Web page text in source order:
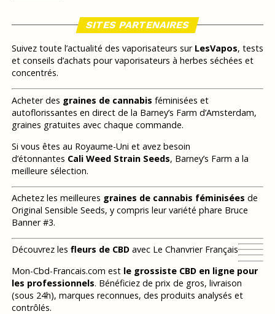
SITES PARTENAIRES
Suivez toute l’actualité des vaporisateurs sur LesVapos, tests
et conseils d’achats pour vaporisateurs à herbes séchées et
concentrés.
Acheter des graines de cannabis féminisées et
autoflorissantes en direct de la Barney’s Farm d’Amsterdam,
graines gratuites avec chaque commande.
Si vous êtes au Royaume-Uni et avez besoin
d’étonnantes Cali Weed Strain Seeds, Barney’s Farm a la
meilleure sélection.
Achetez les meilleures graines de cannabis féminisées de
Original Sensible Seeds, y compris leur variété phare Bruce
Banner #3.
Découvrez les fleurs de CBDavec Le Chanvrier Français
Mon-Cbd-Francais.com est le grossiste CBD en ligne pour
les professionnels. Bénéficiez de prix de gros, livraison
(sous 24h), marques reconnues, des produits analysés et
contrôlés.